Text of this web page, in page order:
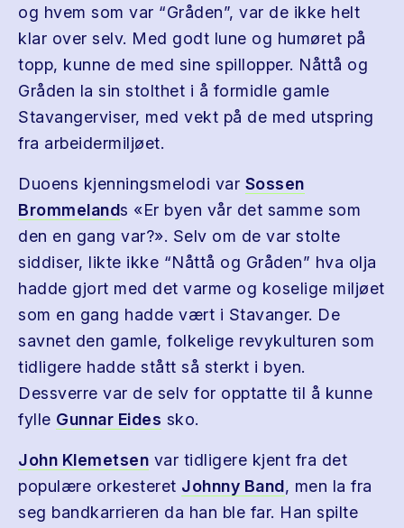
og hvem som var “Gråden”, var de ikke helt
klar over selv. Med godt lune og humøret på
topp, kunne de med sine spillopper. Nåttå og
Gråden la sin stolthet i å formidle gamle
Stavangerviser, med vekt på de med utspring
fra arbeidermiljøet.
Duoens kjenningsmelodi var Sossen
Brommelands «Er byen vår det samme som
den en gang var?». Selv om de var stolte
siddiser, likte ikke “Nåttå og Gråden” hva olja
hadde gjort med det varme og koselige miljøet
som en gang hadde vært i Stavanger. De
savnet den gamle, folkelige revykulturen som
tidligere hadde stått så sterkt i byen.
Dessverre var de selv for opptatte til å kunne
fylle Gunnar Eides sko.
John Klemetsen var tidligere kjent fra det
populære orkesteret Johnny Band, men la fra
seg bandkarrieren da han ble far. Han spilte